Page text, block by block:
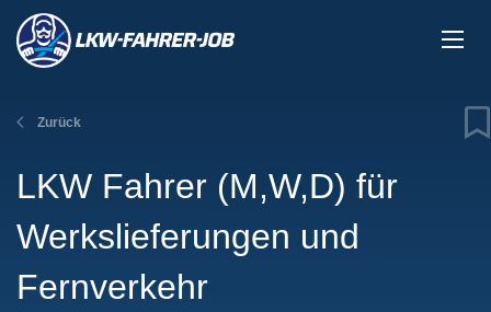
Zurück
LKW Fahrer (M,W,D) für
Werkslieferungen und
Fernverkehr